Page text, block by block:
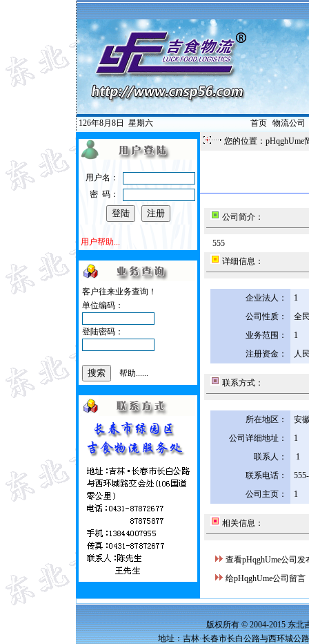
126年8月8日 星期六 首页| 物流公司
用户名：
密 码：
用户帮助...
客户往来业务查询！
单位编码：
登陆密码：
帮助......
您的位置：pHqghUme
公司简介：
555
详细信息：
企业法人：
1
公司性质：
全
业务范围：
1
注册资金：
人
联系方式：
所在地区：
安
公司详细地址：
1
联系人：
1
联系电话：
公司主页：
1
相关信息：
查看pHqghUme公司发
给pHqghUme公司留言
版权所有 © 2004-2015 东北
地址：吉林·长春市长白公路与西环城公